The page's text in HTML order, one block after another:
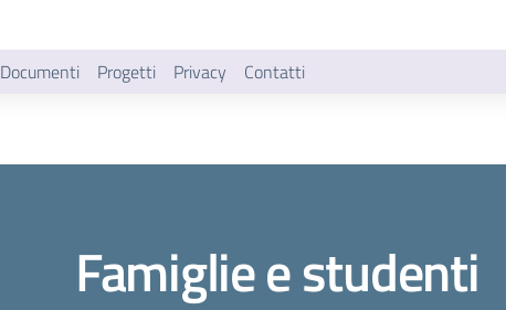
Documenti Progetti Privacy Contatti
Famiglie e studenti